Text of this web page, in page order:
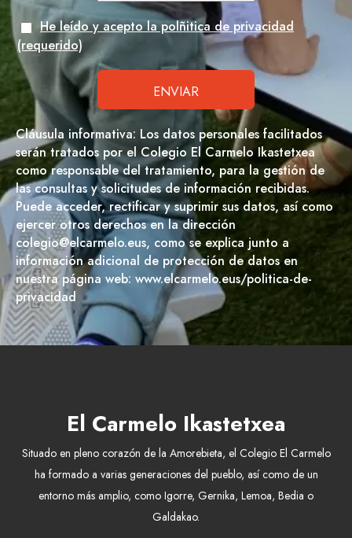
He leído y acepto la polñitica de privacidad
(requerido)
Cláusula informativa: Los datos personales facilitados
serán tratados por el Colegio El Carmelo Ikastetxea
como responsable del tratamiento, para la gestión de
las consultas y solicitudes de información recibidas.
Puede acceder, rectificar y suprimir sus datos, así como
ejercer otros derechos en la dirección
colegio@elcarmelo.eus, como se explica junto a
información adicional de protección de datos en
nuestra página web: www.elcarmelo.eus/politica-de-
privacidad
El Carmelo Ikastetxea
Situado en pleno corazón de la Amorebieta, el Colegio El Carmelo
ha formado a varias generaciones del pueblo, así como de un
entorno más amplio, como Igorre, Gernika, Lemoa, Bedia o
Galdakao.